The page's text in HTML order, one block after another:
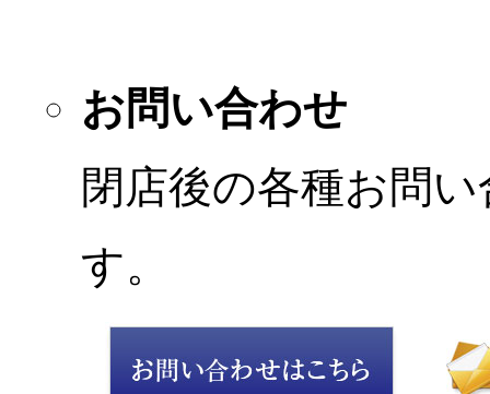
お問い合わせ
閉店後の各種お問
す。